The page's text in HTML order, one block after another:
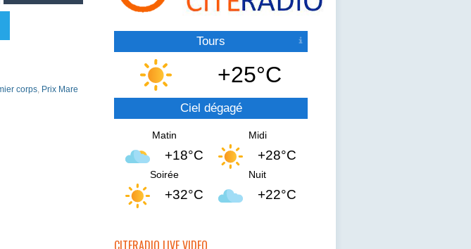
corps, Prix Mare
Tours
+25°C
Ciel dégagé
Matin
+18°C
Midi
+28°C
Soirée
+32°C
Nuit
+22°C
CITERADIO LIVE VIDEO